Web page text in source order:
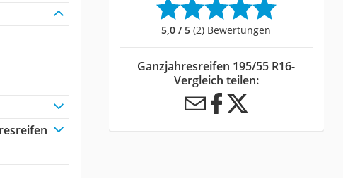
5,0 / 5 (2) Bewertungen
Ganzjahresreifen 195/55 R16-
Vergleich teilen: